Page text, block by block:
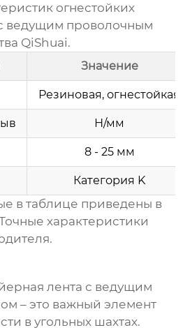
огнестойких
ведущим проволочным
QiShuai.
Значение
Резиновая, огнестойкая
Н/мм
8 - 25 мм
Категория K
в таблице приведены в
характеристики
лента с ведущим
– это важный элемент
в угольных шахтах.